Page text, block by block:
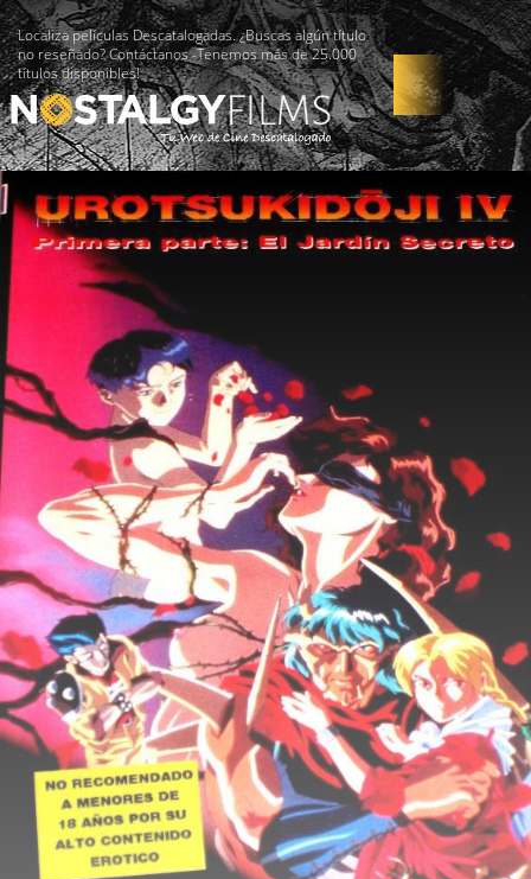
Localiza películas Descatalogadas. ¿Buscas algún título
no reseñado? Contáctanos -Tenemos más de 25.000
títulos disponibles!